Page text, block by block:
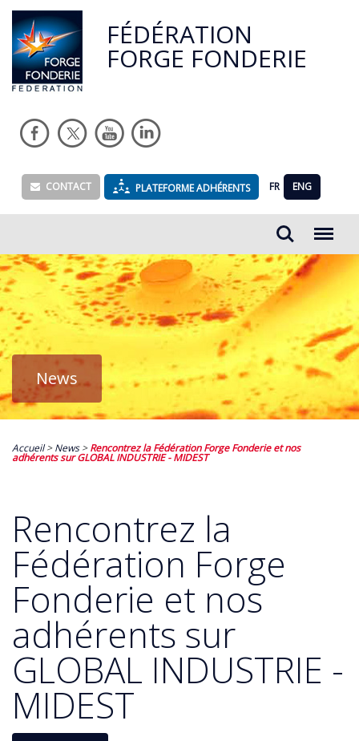
FÉDÉRATION
FORGE FONDERIE
CONTACT PLATEFORME ADHÉRENTS FR ENG
Rechercher...
News
Accueil>News>Rencontrez la Fédération Forge Fonderie et nos
adhérents sur GLOBAL INDUSTRIE - MIDEST
Rencontrez la
Fédération Forge
Fonderie et nos
adhérents sur
GLOBAL INDUSTRIE -
MIDEST